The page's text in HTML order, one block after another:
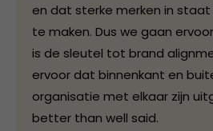
en dat sterke merken in staat
te maken. Dus we gaan
is de sleutel tot brand
ervoor dat binnenkant en
organisatie met elkaar zijn
better than well said.